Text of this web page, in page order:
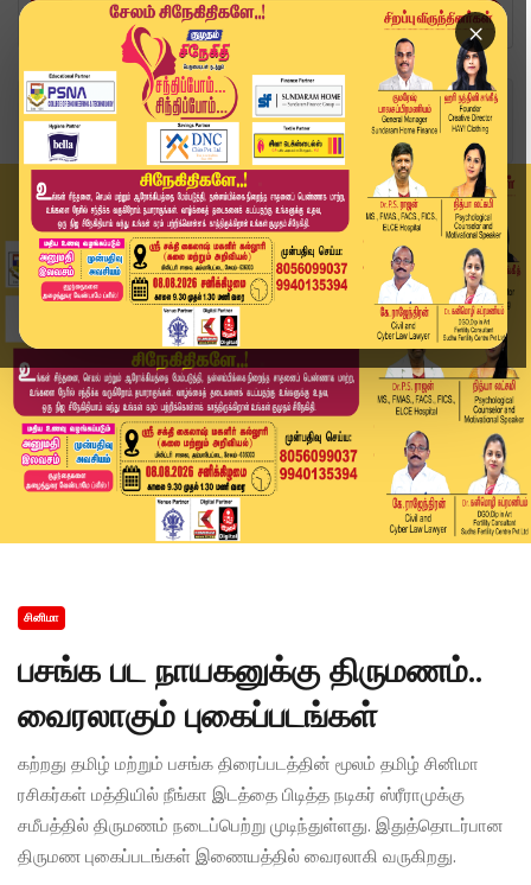
×
Home
சினிமா
பசங்க பட நாயகனுக்கு திருமணம்.. வைரலாகும் புகைப்...
சினிமா
பசங்க பட நாயகனுக்கு திருமணம்..
வைரலாகும் புகைப்படங்கள்
கற்றது தமிழ் மற்றும் பசங்க திரைப்படத்தின் மூலம் தமிழ் சினிமா
ரசிகர்கள் மத்தியில் நீங்கா இடத்தை பிடித்த நடிகர் ஸ்ரீராமுக்கு
சமீபத்தில் திருமணம் நடைப்பெற்று முடிந்துள்ளது. இதுத்தொடர்பான
திருமண புகைப்படங்கள் இணையத்தில் வைரலாகி வருகிறது.